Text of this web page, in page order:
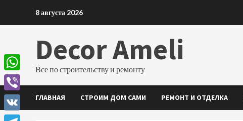
8 августа 2026
Decor Ameli
Все по строительству и ремонту
ГЛАВНАЯ СТРОИМ ДОМ САМИ РЕМОНТ И ОТДЕЛКА
WhatsApp
Viber
VK